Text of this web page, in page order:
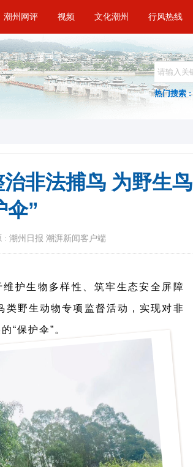
潮州网评 视频 文化潮州 行风热线
热门搜索 :
非法捕鸟 为野生鸟
伞”
: 潮州日报 潮湃新闻客户端
护生物多样性、筑牢生态安全屏障
野生动物专项监督活动，实现对非
“保护伞”。